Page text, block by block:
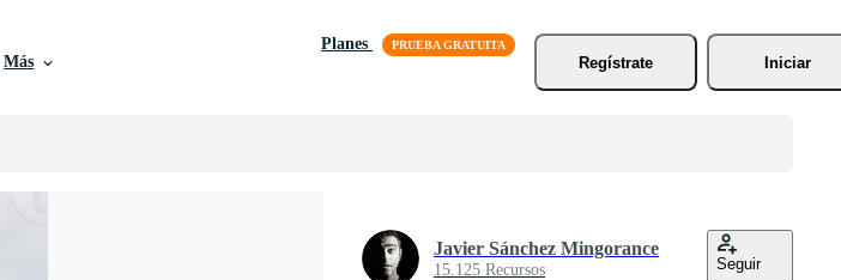
Más
Planes
Regístrate
Iniciar
Javier Sánchez Mingorance
15.125 Recursos Seguir